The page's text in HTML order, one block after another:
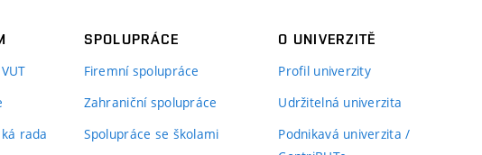
it will significantly simplify writing new custom patterns in
adoption of the tool in practice.
sources as well as he found more sources on his own.
s drobnými výhradami
rada
SPOLUPRÁCE
Firemní spolupráce
Zahraniční spolupráce
Spolupráce se školami
O UNIVERZITĚ
Profil univerzity
Udržitelná univerzita
Podnikavá univerzita /